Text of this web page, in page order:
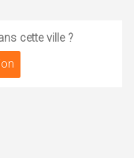
cette ville ?